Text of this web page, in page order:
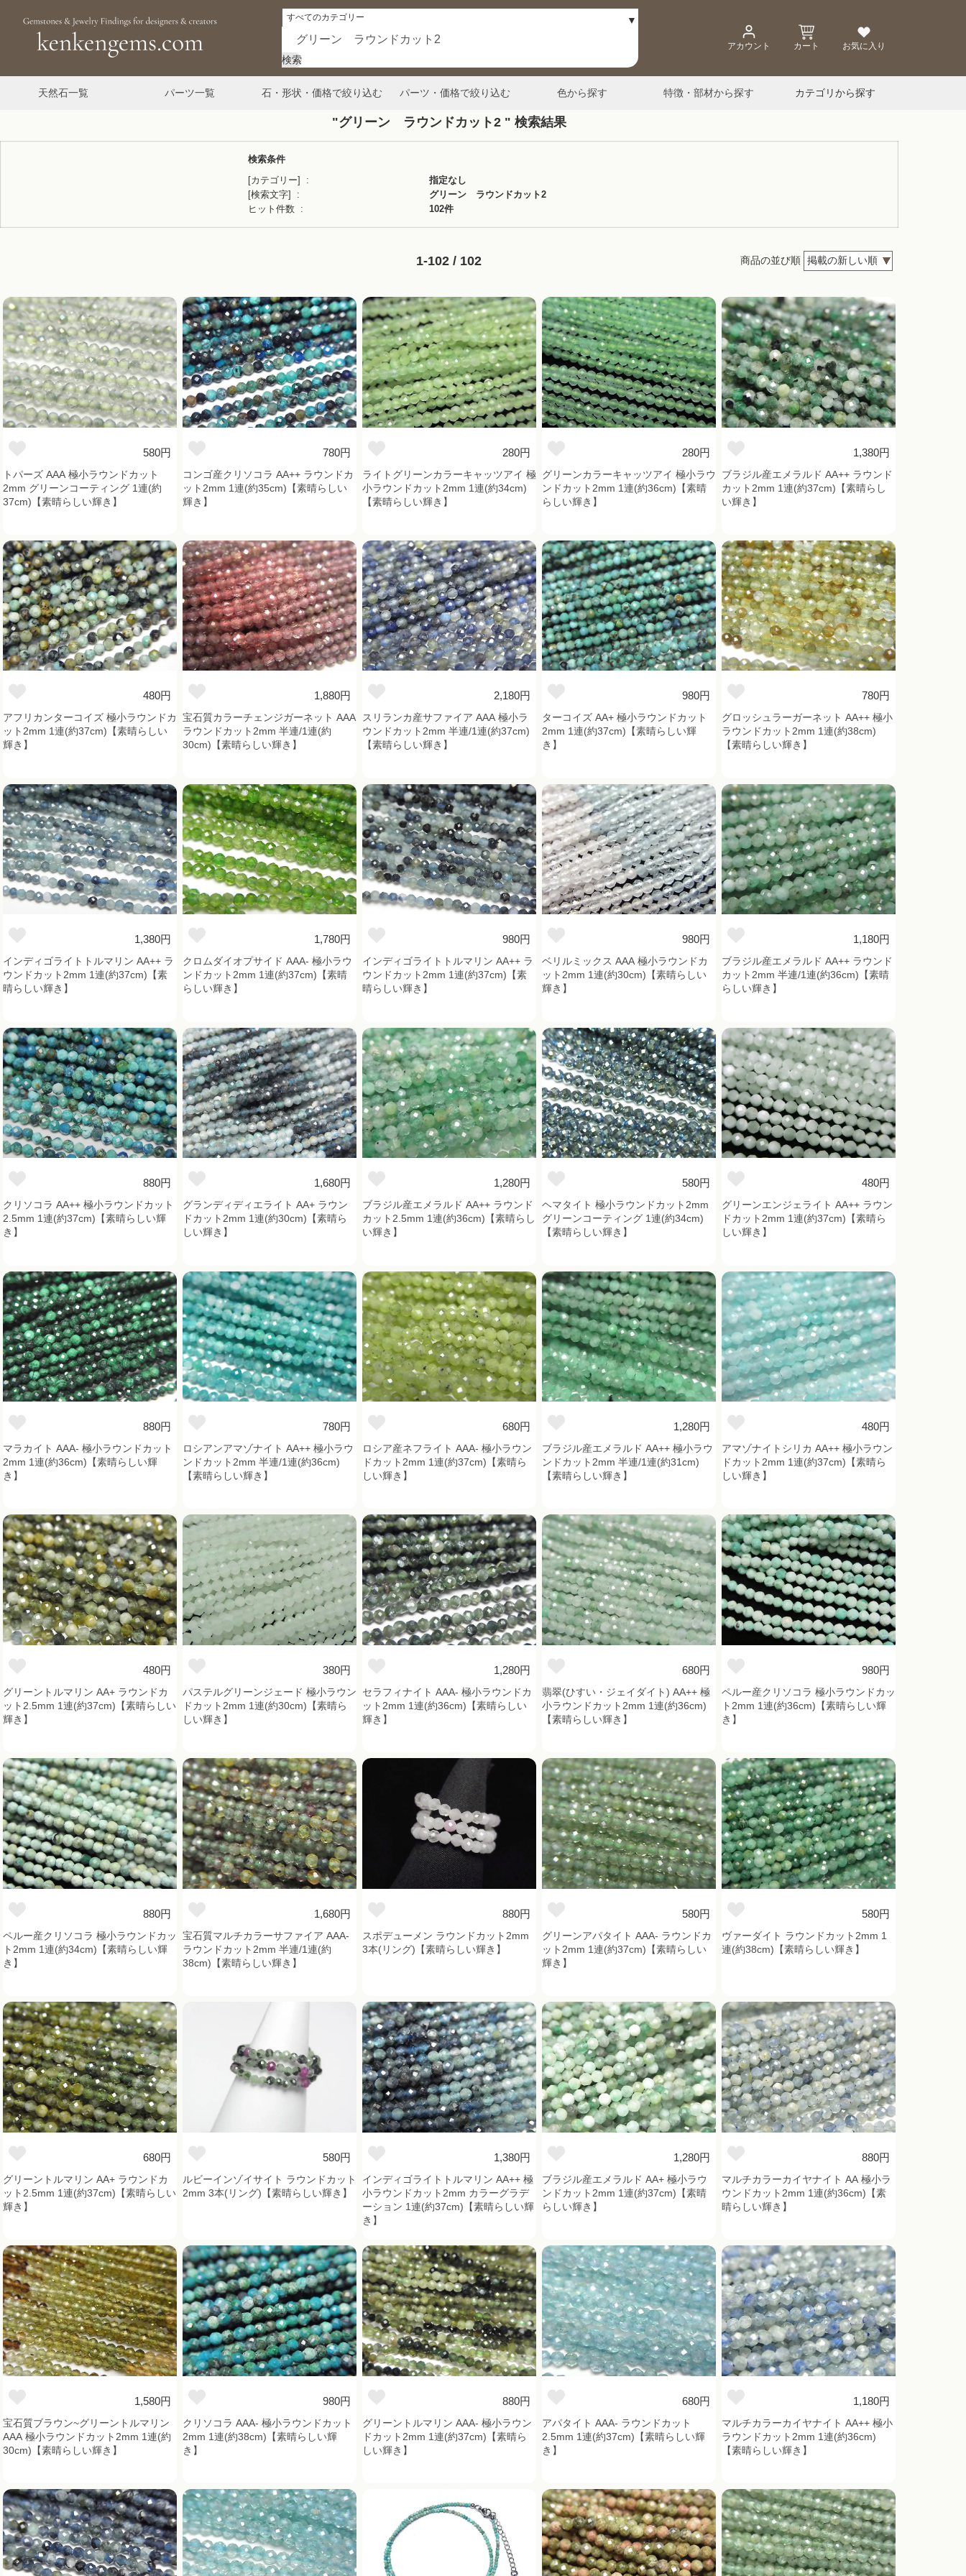
検索
アカウント カート お気に入り
天然石一覧 パーツ一覧 石・形状・価格で絞り込む パーツ・価格で絞り込む 色から探す 特徴・部材から探す カテゴリから探す
"グリーン ラウンドカット2 " 検索結果
検索条件
[カテゴリー]
指定なし
[検索文字]
グリーン ラウンドカット2
ヒット件数
102件
商品の並び順
1-102 / 102
580円
トパーズ AAA 極小ラウンドカット
2mm グリーンコーティング 1連(約
37cm)【素晴らしい輝き】
780円
コンゴ産クリソコラ AA++ ラウンドカ
ット2mm 1連(約35cm)【素晴らしい
輝き】
280円
ライトグリーンカラーキャッツアイ 極
小ラウンドカット2mm 1連(約34cm)
【素晴らしい輝き】
280円
グリーンカラーキャッツアイ 極小ラウ
ンドカット2mm 1連(約36cm)【素晴
らしい輝き】
1,380円
ブラジル産エメラルド AA++ ラウンド
カット2mm 1連(約37cm)【素晴らし
い輝き】
480円
アフリカンターコイズ 極小ラウンドカ
ット2mm 1連(約37cm)【素晴らしい
輝き】
1,880円
宝石質カラーチェンジガーネット AAA
ラウンドカット2mm 半連/1連(約
30cm)【素晴らしい輝き】
2,180円
スリランカ産サファイア AAA 極小ラ
ウンドカット2mm 半連/1連(約37cm)
【素晴らしい輝き】
980円
ターコイズ AA+ 極小ラウンドカット
2mm 1連(約37cm)【素晴らしい輝
き】
780円
グロッシュラーガーネット AA++ 極小
ラウンドカット2mm 1連(約38cm)
【素晴らしい輝き】
1,380円
インディゴライトトルマリン AA++ ラ
ウンドカット2mm 1連(約37cm)【素
晴らしい輝き】
1,780円
クロムダイオプサイド AAA- 極小ラウ
ンドカット2mm 1連(約37cm)【素晴
らしい輝き】
980円
インディゴライトトルマリン AA++ ラ
ウンドカット2mm 1連(約37cm)【素
晴らしい輝き】
980円
ベリルミックス AAA 極小ラウンドカ
ット2mm 1連(約30cm)【素晴らしい
輝き】
1,180円
ブラジル産エメラルド AA++ ラウンド
カット2mm 半連/1連(約36cm)【素晴
らしい輝き】
880円
クリソコラ AA++ 極小ラウンドカット
2.5mm 1連(約37cm)【素晴らしい輝
き】
1,680円
グランディディエライト AA+ ラウン
ドカット2mm 1連(約30cm)【素晴ら
しい輝き】
1,280円
ブラジル産エメラルド AA++ ラウンド
カット2.5mm 1連(約36cm)【素晴らし
い輝き】
580円
ヘマタイト 極小ラウンドカット2mm
グリーンコーティング 1連(約34cm)
【素晴らしい輝き】
480円
グリーンエンジェライト AA++ ラウン
ドカット2mm 1連(約37cm)【素晴ら
しい輝き】
880円
マラカイト AAA- 極小ラウンドカット
2mm 1連(約36cm)【素晴らしい輝
き】
780円
ロシアンアマゾナイト AA++ 極小ラウ
ンドカット2mm 半連/1連(約36cm)
【素晴らしい輝き】
680円
ロシア産ネフライト AAA- 極小ラウン
ドカット2mm 1連(約37cm)【素晴ら
しい輝き】
1,280円
ブラジル産エメラルド AA++ 極小ラウ
ンドカット2mm 半連/1連(約31cm)
【素晴らしい輝き】
480円
アマゾナイトシリカ AA++ 極小ラウン
ドカット2mm 1連(約37cm)【素晴ら
しい輝き】
480円
グリーントルマリン AA+ ラウンドカ
ット2.5mm 1連(約37cm)【素晴らしい
輝き】
380円
パステルグリーンジェード 極小ラウン
ドカット2mm 1連(約30cm)【素晴ら
しい輝き】
1,280円
セラフィナイト AAA- 極小ラウンドカ
ット2mm 1連(約36cm)【素晴らしい
輝き】
680円
翡翠(ひすい・ジェイダイト) AA++ 極
小ラウンドカット2mm 1連(約36cm)
【素晴らしい輝き】
980円
ペルー産クリソコラ 極小ラウンドカッ
ト2mm 1連(約36cm)【素晴らしい輝
き】
880円
ペルー産クリソコラ 極小ラウンドカッ
ト2mm 1連(約34cm)【素晴らしい輝
き】
1,680円
宝石質マルチカラーサファイア AAA-
ラウンドカット2mm 半連/1連(約
38cm)【素晴らしい輝き】
880円
スポデューメン ラウンドカット2mm
3本(リング)【素晴らしい輝き】
580円
グリーンアパタイト AAA- ラウンドカ
ット2mm 1連(約37cm)【素晴らしい
輝き】
580円
ヴァーダイト ラウンドカット2mm 1
連(約38cm)【素晴らしい輝き】
680円
グリーントルマリン AA+ ラウンドカ
ット2.5mm 1連(約37cm)【素晴らしい
輝き】
580円
ルビーインゾイサイト ラウンドカット
2mm 3本(リング)【素晴らしい輝き】
1,380円
インディゴライトトルマリン AA++ 極
小ラウンドカット2mm カラーグラデ
ーション 1連(約37cm)【素晴らしい輝
き】
1,280円
ブラジル産エメラルド AA+ 極小ラウ
ンドカット2mm 1連(約37cm)【素晴
らしい輝き】
880円
マルチカラーカイヤナイト AA 極小ラ
ウンドカット2mm 1連(約36cm)【素
晴らしい輝き】
1,580円
宝石質ブラウン~グリーントルマリン
AAA 極小ラウンドカット2mm 1連(約
30cm)【素晴らしい輝き】
980円
クリソコラ AAA- 極小ラウンドカット
2mm 1連(約38cm)【素晴らしい輝
き】
880円
グリーントルマリン AAA- 極小ラウン
ドカット2mm 1連(約37cm)【素晴ら
しい輝き】
680円
アパタイト AAA- ラウンドカット
2.5mm 1連(約37cm)【素晴らしい輝
き】
1,180円
マルチカラーカイヤナイト AA++ 極小
ラウンドカット2mm 1連(約36cm)
【素晴らしい輝き】